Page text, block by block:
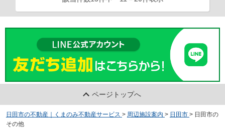
ページトップへ
日田市の不動産｜くまのみ不動産サービス > 周辺施設案内 > 日田市 > 日田市の
その他